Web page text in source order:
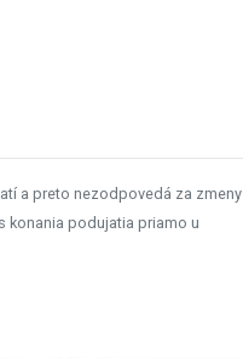
a preto nezodpovedá za zmeny
konania podujatia priamo u